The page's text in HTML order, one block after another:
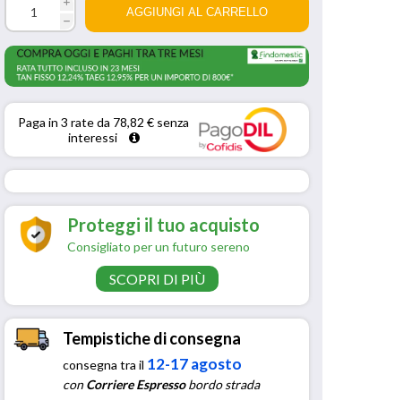
i
h
Paga in 3 rate da 78,82 € senza
interessi
Proteggi il tuo acquisto
Consigliato per un futuro sereno
SCOPRI DI PIÙ
Tempistiche di consegna
consegna tra il 12-17 agosto
conCorriere Espressobordo strada